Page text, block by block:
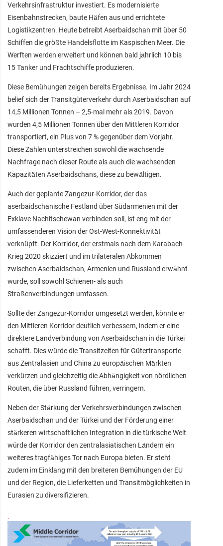
Verkehrsinfrastruktur investiert. Es modernisierte
Eisenbahnstrecken, baute Häfen aus und errichtete
Logistikzentren. Heute betreibt Aserbaidschan mit über 50
Schiffen die größte Handelsflotte im Kaspischen Meer. Die
Werften werden erweitert und können bald jährlich 10 bis
15 Tanker und Frachtschiffe produzieren.
Diese Bemühungen zeigen bereits Ergebnisse. Im Jahr 2024
belief sich der Transitgüterverkehr durch Aserbaidschan auf
14,5 Millionen Tonnen – 2,5-mal mehr als 2019. Davon
wurden 4,5 Millionen Tonnen über den Mittleren Korridor
transportiert, ein Plus von 7 % gegenüber dem Vorjahr.
Diese Zahlen unterstreichen sowohl die wachsende
Nachfrage nach dieser Route als auch die wachsenden
Kapazitäten Aserbaidschans, diese zu bewältigen.
Auch der geplante Zangezur-Korridor, der das
aserbaidschanische Festland über Südarmenien mit der
Exklave Nachitschewan verbinden soll, ist eng mit der
umfassenderen Vision der Ost-West-Konnektivität
verknüpft. Der Korridor, der erstmals nach dem Karabach-
Krieg 2020 skizziert und im trilateralen Abkommen
zwischen Aserbaidschan, Armenien und Russland erwähnt
wurde, soll sowohl Schienen- als auch
Straßenverbindungen umfassen.
Sollte der Zangezur-Korridor umgesetzt werden, könnte er
den Mittleren Korridor deutlich verbessern, indem er eine
direktere Landverbindung von Aserbaidschan in die Türkei
schafft. Dies würde die Transitzeiten für Gütertransporte
aus Zentralasien und China zu europäischen Märkten
verkürzen und gleichzeitig die Abhängigkeit von nördlichen
Routen, die über Russland führen, verringern.
Neben der Stärkung der Verkehrsverbindungen zwischen
Aserbaidschan und der Türkei und der Förderung einer
stärkeren wirtschaftlichen Integration in die türkische Welt
würde der Korridor den zentralasiatischen Ländern ein
weiteres tragfähiges Tor nach Europa bieten. Er steht
zudem im Einklang mit den breiteren Bemühungen der EU
und der Region, die Lieferketten und Transitmöglichkeiten in
Eurasien zu diversifizieren.